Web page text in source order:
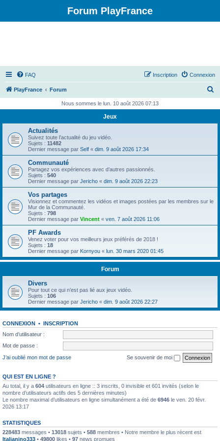
Forum PlayFrance
FAQ Connexion
Inscription
PlayFrance Forum
h
Nous sommes le lun. 10 août 2026 07:13
Jeux
Actualités
Suivez toute l’actualité du jeu vidéo.
Sujets : 11482
Dernier message par Self « dim. 9 août 2026 17:34
Communauté
Partagez vos expériences avec d’autres passionnés.
Sujets : 540
Dernier message par Jericho « dim. 9 août 2026 22:23
Vos partages
Visionnez et commentez les vidéos et images postées par les membres sur le
Mur de la Communauté.
Sujets : 798
Dernier message par Vincent « ven. 7 août 2026 11:06
PF Awards
Venez voter pour vos meilleurs jeux préférés de 2018 !
Sujets : 18
Dernier message par Kornyou « lun. 30 mars 2020 01:45
Forum
Divers
Pour tout ce qui n’est pas lié aux jeux vidéo.
Sujets : 106
Dernier message par Jericho « dim. 9 août 2026 22:27
CONNEXION • INSCRIPTION
Nom d’utilisateur :
Mot de passe :
J’ai oublié mon mot de passe
Se souvenir de moi
QUI EST EN LIGNE ?
Au total, il y a 604 utilisateurs en ligne :: 3 inscrits, 0 invisible et 601 invités (selon le
nombre d’utilisateurs actifs des 5 dernières minutes)
Le nombre maximal d’utilisateurs en ligne simultanément a été de 6946 le ven. 20 févr.
2026 13:17
STATISTIQUES
228483 messages • 13018 sujets • 588 membres • Notre membre le plus récent est
Italianino333 • 49800 likes • 97 news promues